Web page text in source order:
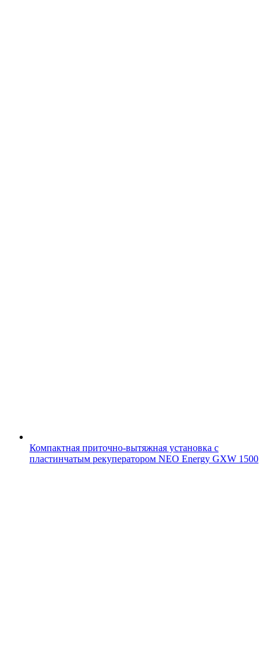
Компактная приточно-вытяжная установка с
пластинчатым рекуператором NEO Energy GXW 1500